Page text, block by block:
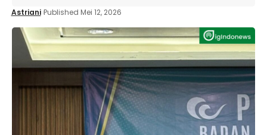
Astriani Published Mei 12, 2026